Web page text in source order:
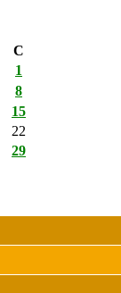
С
1
8
15
22
29